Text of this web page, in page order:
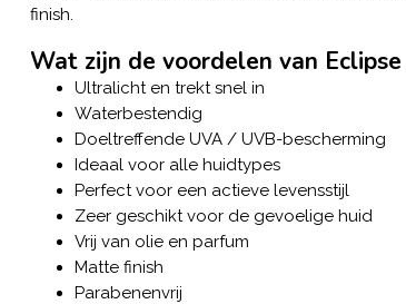
finish.
Wat zijn de voordelen van
Ultralicht en trekt snel in
Waterbestendig
Doeltreffende UVA / UVB-bescherming
Ideaal voor alle huidtypes
Perfect voor een actieve levensstijl
Zeer geschikt voor de gevoelige huid
Vrij van olie en parfum
Matte finish
Parabenenvrij